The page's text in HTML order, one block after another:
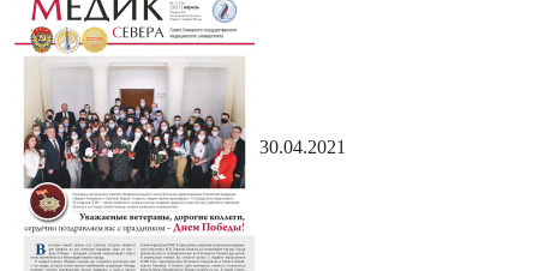
30.04.2021